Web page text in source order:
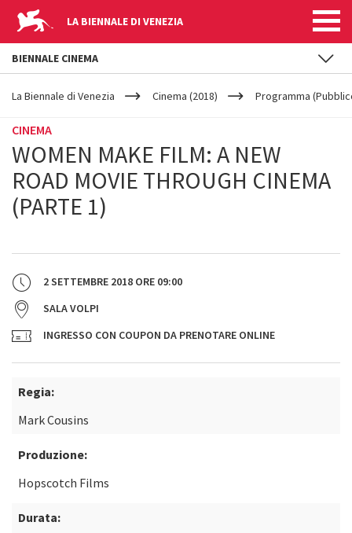
LA BIENNALE DI VENEZIA
YOUR
ARE
La Biennale di Venezia Cinema (2018) Programma
CINEMA
WOMEN MAKE FILM: A NEW
ROAD MOVIE THROUGH CINEMA
(PARTE 1)
2 SETTEMBRE 2018 ORE 09:00
SALA VOLPI
INGRESSO CON COUPON DA PRENOTARE ONLINE
Regia:
Mark Cousins
Produzione:
Hopscotch Films
Durata:
BIENNALE CINEMA